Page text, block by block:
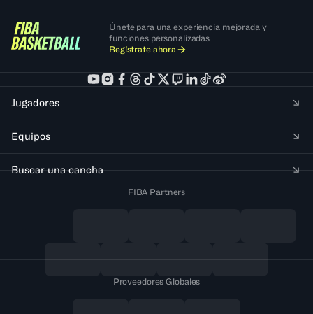
Únete para una experiencia mejorada y
funciones personalizadas
Regístrate ahora
Jugadores
Equipos
Buscar una cancha
FIBA Partners
Proveedores Globales